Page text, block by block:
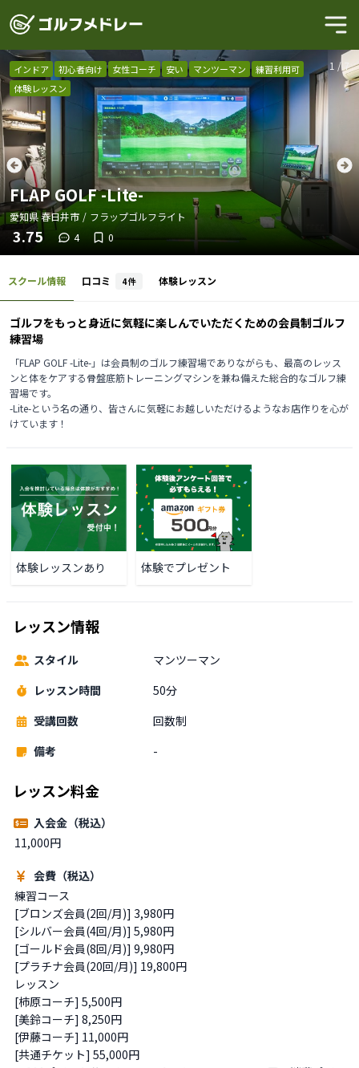
1 / 7
インドア 初心者向け 女性コーチ 安い マンツーマン
練習利用可
体験レッスン
FLAP GOLF -Lite-
愛知県春日井市 / フラップゴルフライト
3.75 4 0
スクール情報 口コミ 4件 体験レッスン
ゴルフをもっと身近に気軽に楽しんでいただくための会員制ゴルフ
練習場
「FLAP GOLF -Lite-」は会員制のゴルフ練習場でありながらも、最高のレッス
ンと体をケアする骨盤底筋トレーニングマシンを兼ね備えた総合的なゴルフ練
習場です。
-Lite-という名の通り、皆さんに気軽にお越しいただけるようなお店作りを心が
けています！
体験レッスンあり 体験でプレゼント
レッスン情報
スタイル
マンツーマン
レッスン時間
50分
受講回数
回数制
備考
-
レッスン料金
入会金（税込）
11,000円
会費（税込）
練習コース
[ブロンズ会員(2回/月)] 3,980円
[シルバー会員(4回/月)] 5,980円
[ゴールド会員(8回/月)] 9,980円
[プラチナ会員(20回/月)] 19,800円
レッスン
[柿原コーチ] 5,500円
[美鈴コーチ] 8,250円
[伊藤コーチ] 11,000円
[共通チケット] 55,000円